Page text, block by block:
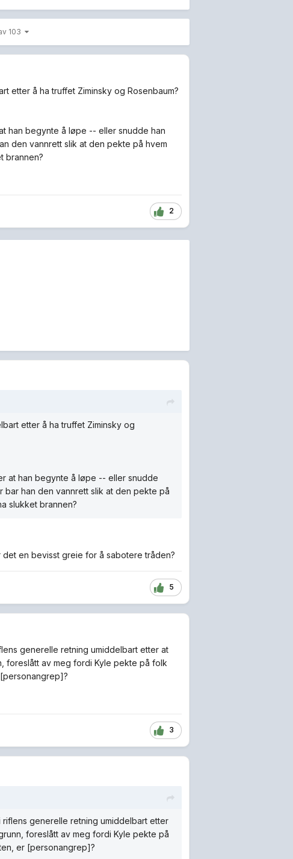
103
etter å ha truffet Ziminsky og Rosenbaum?
han begynte å løpe -- eller snudde han
den vannrett slik at den pekte på hvem
brannen?
2
etter å ha truffet Ziminsky og
at han begynte å løpe -- eller snudde
han den vannrett slik at den pekte på
slukket brannen?
en bevisst greie for å sabotere tråden?
5
generelle retning umiddelbart etter at
foreslått av meg fordi Kyle pekte på folk
3
generelle retning umiddelbart etter
foreslått av meg fordi Kyle pekte på
er [personangrep]?